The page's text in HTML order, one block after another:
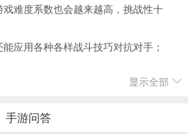
难度系数也会越来越高，挑战性十
应用各种各样战斗技巧对抗对手；
和战斗，并能够来开启新的人物和武器
显示全部
手游问答